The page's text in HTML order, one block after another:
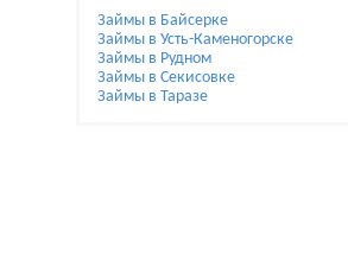
Займы в Байсерке
Займы в Усть-Каменогорске
Займы в Рудном
Займы в Секисовке
Займы в Таразе